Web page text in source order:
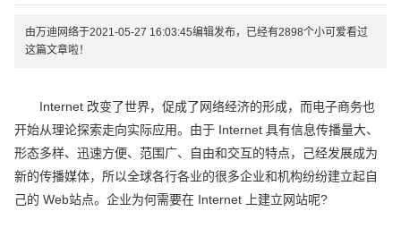
由万迪网络于2021-05-27 16:03:45编辑发布，已经有2898个小可爱看过
这篇文章啦！
Internet 改变了世界，促成了网络经济的形成，而电子商务也
开始从理论探索走向实际应用。由于 Internet 具有信息传播量大、
形态多样、迅速方便、范围广、自由和交互的特点，己经发展成为
新的传播媒体，所以全球各行各业的很多企业和机构纷纷建立起自
己的 Web站点。企业为何需要在 Internet 上建立网站呢?